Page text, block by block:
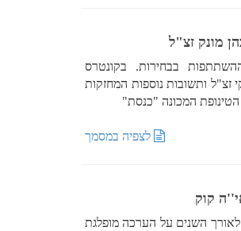
מונק זצ"ל
בבחירות. בקונטרס
זצ"ל ותשובות נוספות המחזקות
המכונה "כנסת"
לצפיה במסמך
קוק
השנים על הערכה מופלגת